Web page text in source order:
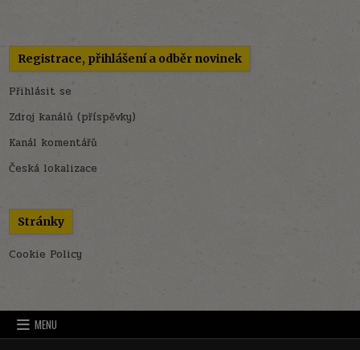
Registrace, přihlášení a odběr novinek
Přihlásit se
Zdroj kanálů (příspěvky)
Kanál komentářů
Česká lokalizace
Stránky
Cookie Policy
MENU